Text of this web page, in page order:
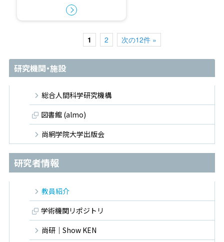
1 2 次の12件 »
研究機関・施設
総合人間科学研究機構
図書館 (almo)
尚絅学院大学出版会
研究者情報
教員紹介
学術機関リポジトリ
尚研｜Show KEN